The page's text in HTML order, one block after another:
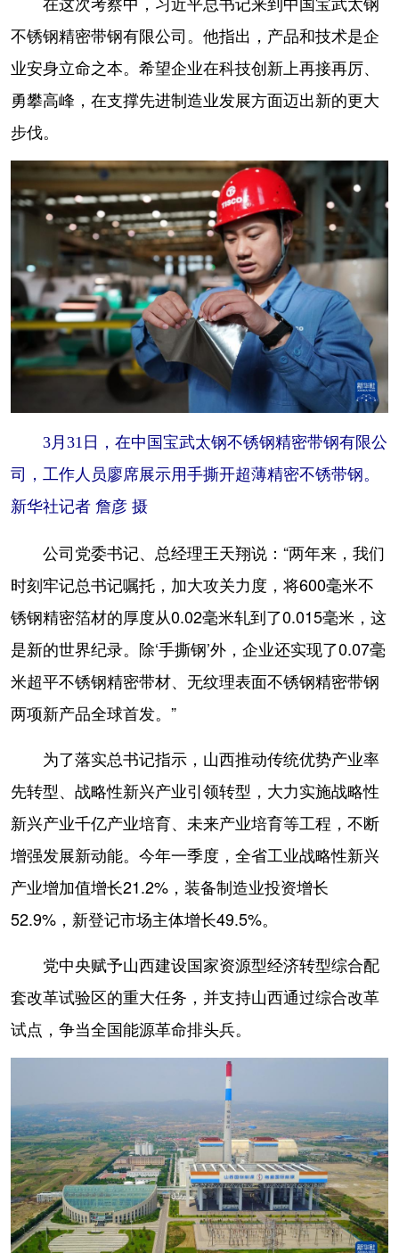
不锈钢精密带钢有限公司。他指出，产品和技术是企
业安身立命之本。希望企业在科技创新上再接再厉、
勇攀高峰，在支撑先进制造业发展方面迈出新的更大
步伐。
3月31日，在中国宝武太钢不锈钢精密带钢有限公
司，工作人员廖席展示用手撕开超薄精密不锈带钢。
新华社记者 詹彦 摄
公司党委书记、总经理王天翔说：“两年来，我们
时刻牢记总书记嘱托，加大攻关力度，将600毫米不
锈钢精密箔材的厚度从0.02毫米轧到了0.015毫米，这
是新的世界纪录。除‘手撕钢’外，企业还实现了0.07毫
米超平不锈钢精密带材、无纹理表面不锈钢精密带钢
两项新产品全球首发。”
为了落实总书记指示，山西推动传统优势产业率
先转型、战略性新兴产业引领转型，大力实施战略性
新兴产业千亿产业培育、未来产业培育等工程，不断
增强发展新动能。今年一季度，全省工业战略性新兴
产业增加值增长21.2%，装备制造业投资增长
52.9%，新登记市场主体增长49.5%。
党中央赋予山西建设国家资源型经济转型综合配
套改革试验区的重大任务，并支持山西通过综合改革
试点，争当全国能源革命排头兵。